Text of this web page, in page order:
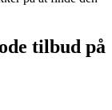
tilbud på